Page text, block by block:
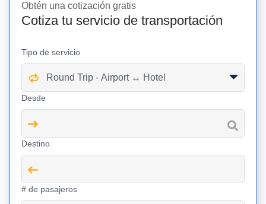
Obtén una cotización gratis
Cotiza tu servicio de transportación
Tipo de servicio
Desde
Destino
# de pasajeros